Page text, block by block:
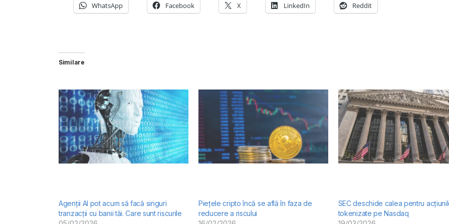
WhatsApp Facebook X LinkedIn Reddit
Similare
Agenții AI pot acum să facă singuri
tranzacții cu banii tăi. Care sunt riscurile
Piețele cripto încă se află în faza de
reducere a riscului
SEC deschide calea pentru
tokenizate pe Nasdaq